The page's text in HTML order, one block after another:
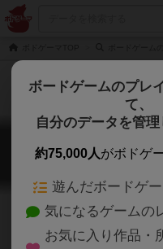
トリッケリオン
ボードゲームのプレ
て、
自分のデータを管理
約75,000人がボドゲ
遊んだボードゲ
気になるゲームの
お気に入り作品・